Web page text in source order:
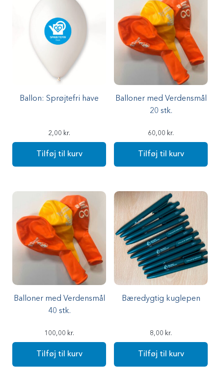
Ballon: Sprøjtefri have
2,00 kr.
Tilføj til kurv
Balloner med Verdensmål
20 stk.
60,00 kr.
Tilføj til kurv
Balloner med Verdensmål
40 stk.
100,00 kr.
Tilføj til kurv
Bæredygtig kuglepen
8,00 kr.
Tilføj til kurv